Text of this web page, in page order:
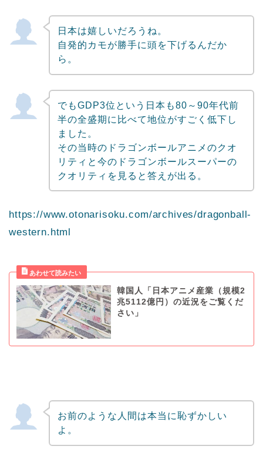
日本は嬉しいだろうね。
自発的カモが勝手に頭を下げるんだか
ら。
でもGDP3位という日本も80～90年代前
半の全盛期に比べて地位がすごく低下し
ました。
その当時のドラゴンボールアニメのクオ
リティと今のドラゴンボールスーパーの
クオリティを見ると答えが出る。
https://www.otonarisoku.com/archives/dragonball-
western.html
韓国人「日本アニメ産業（規模2
兆5112億円）の近況をご覧くだ
さい」
お前のような人間は本当に恥ずかしい
よ。